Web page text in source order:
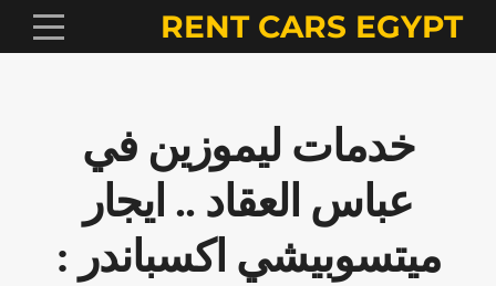
RENT CARS EGYPT
خدمات ليموزين في
عباس العقاد .. ايجار
ميتسوبيشي اكسباندر :